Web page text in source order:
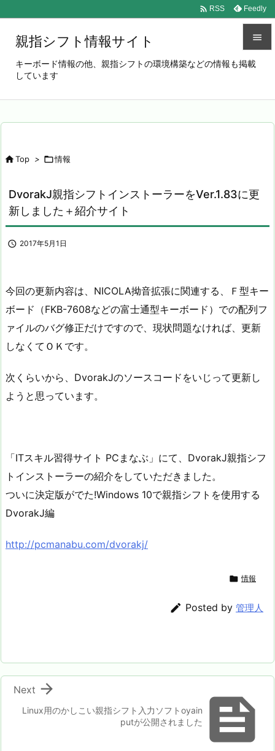




検索
 RSS Feedly
親指シフト情報サイト
キーボード情報の他、親指シフトの環境構築などの情報も掲載
しています
Top > 情報
DvorakJ親指シフトインストーラーをVer.1.83に更
新しました＋紹介サイト
 2017年5月1日
今回の更新内容は、NICOLA拗音拡張に関連する、Ｆ型キー
ボード（FKB-7608などの富士通型キーボード）での配列フ
ァイルのバグ修正だけですので、現状問題なければ、更新
しなくてＯＫです。
次くらいから、DvorakJのソースコードをいじって更新し
ようと思っています。
「ITスキル習得サイト PCまなぶ」にて、DvorakJ親指シフ
トインストーラーの紹介をしていただきました。
ついに決定版がでた!Windows 10で親指シフトを使用する
DvorakJ編
http://pcmanabu.com/dvorakj/
 情報
 Posted by 管理人

Linux用のかしこい親指シフト入力ソフトoyain
putが公開されました

Next